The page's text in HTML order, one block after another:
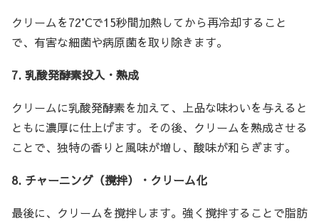
クリームを72°Cで15秒間加熱してから再冷却すること
で、有害な細菌や病原菌を取り除きます。
7. 乳酸発酵素投入・熟成
クリームに乳酸発酵素を加えて、上品な味わいを与えると
ともに濃厚に仕上げます。その後、クリームを熟成させる
ことで、独特の香りと風味が増し、酸味が和らぎます。
8. チャーニング（撹拌）・クリーム化
最後に、クリームを撹拌します。強く撹拌することで脂肪